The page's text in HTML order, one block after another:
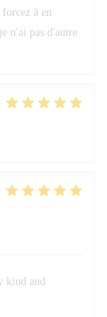
à en
n'ai pas d'autre
kind and